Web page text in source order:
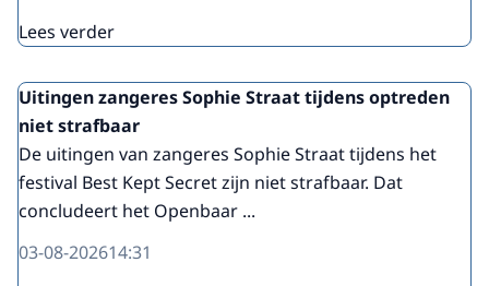
Lees verder
Uitingen zangeres Sophie Straat tijdens optreden
niet strafbaar
De uitingen van zangeres Sophie Straat tijdens het
festival Best Kept Secret zijn niet strafbaar. Dat
concludeert het Openbaar ...
03-08-202614:31